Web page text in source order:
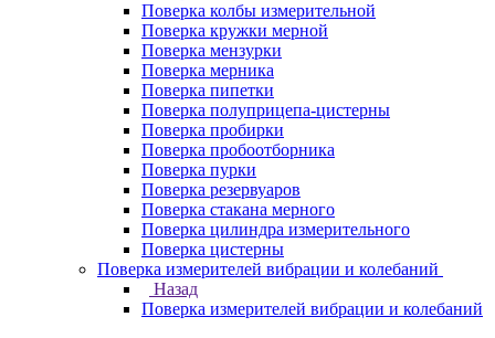
Поверка колбы измерительной
Поверка кружки мерной
Поверка мензурки
Поверка мерника
Поверка пипетки
Поверка полуприцепа-цистерны
Поверка пробирки
Поверка пробоотборника
Поверка пурки
Поверка резервуаров
Поверка стакана мерного
Поверка цилиндра измерительного
Поверка цистерны
Поверка измерителей вибрации и колебаний
Назад
Поверка измерителей вибрации и колебаний